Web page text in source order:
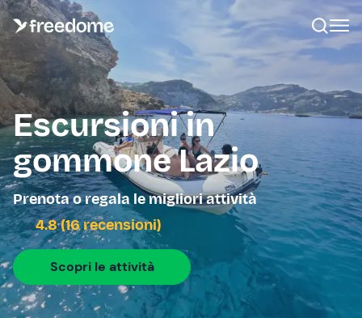
Escursioni in
gommone Lazio
Prenota o regala le migliori attività
4.8 (16 recensioni)
Scopri le attività